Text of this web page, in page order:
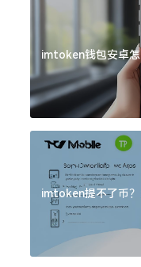
imtoken钱包安卓
imtoken提不了币